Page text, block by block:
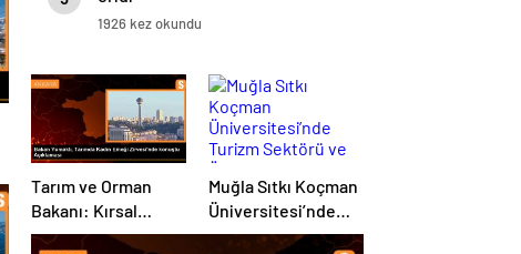
1926 kez okundu
Tarım ve Orman
Bakanı: Kırsal
kalkınmada
Muğla Sıtkı Koçman
Üniversitesi’nde
Turizm Sektörü ve